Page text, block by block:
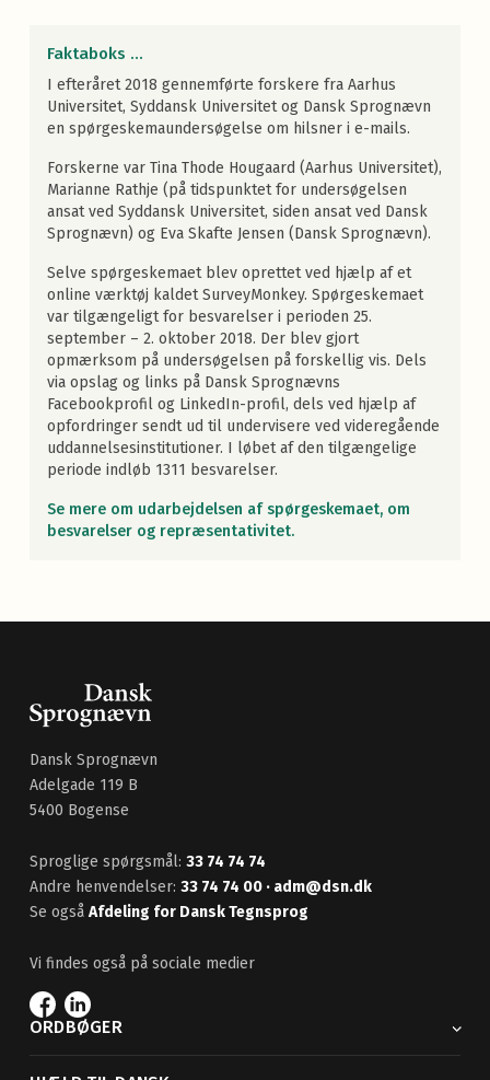
Faktaboks ...
I efteråret 2018 gennemførte forskere fra Aarhus
Universitet, Syddansk Universitet og Dansk Sprognævn
en spørgeskemaundersøgelse om hilsner i e-mails.
Forskerne var Tina Thode Hougaard (Aarhus Universitet),
Marianne Rathje (på tidspunktet for undersøgelsen
ansat ved Syddansk Universitet, siden ansat ved Dansk
Sprognævn) og Eva Skafte Jensen (Dansk Sprognævn).
Selve spørgeskemaet blev oprettet ved hjælp af et
online værktøj kaldet SurveyMonkey. Spørgeskemaet
var tilgængeligt for besvarelser i perioden 25.
september – 2. oktober 2018. Der blev gjort
opmærksom på undersøgelsen på forskellig vis. Dels
via opslag og links på Dansk Sprognævns
Facebookprofil og LinkedIn-profil, dels ved hjælp af
opfordringer sendt ud til undervisere ved videregående
uddannelsesinstitutioner. I løbet af den tilgængelige
periode indløb 1311 besvarelser.
Se mere om udarbejdelsen af spørgeskemaet, om
besvarelser og repræsentativitet.
Dansk Sprognævn
Adelgade 119 B
5400 Bogense
Sproglige spørgsmål: 33 74 74 74
Andre henvendelser: 33 74 74 00 · adm@dsn.dk
Se også Afdeling for Dansk Tegnsprog
Vi findes også på sociale medier
ORDBØGER